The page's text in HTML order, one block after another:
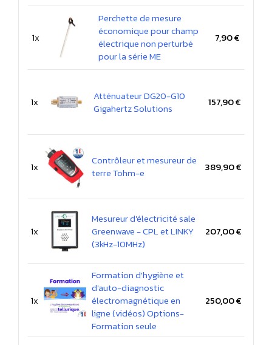
1x
Perchette de mesure
économique pour champ
électrique non perturbé
pour la série ME
7,90 €
1x
Atténuateur DG20-G10
Gigahertz Solutions
157,90 €
1x
Contrôleur et mesureur de
terre Tohm-e
389,90 €
1x
Mesureur d'électricité sale
Greenwave - CPL et LINKY
(3kHz-10MHz)
207,00 €
1x
Formation d'hygiène et
d'auto-diagnostic
électromagnétique en
ligne (vidéos) Options-
Formation seule
250,00 €